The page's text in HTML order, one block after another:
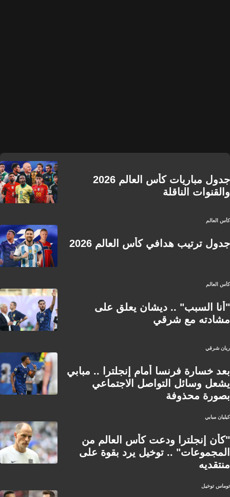
جدول مباريات كأس العالم 2026
والقنوات الناقلة
كأس العالم
جدول ترتيب هدافي كأس العالم 2026
كأس العالم
"أنا السبب" .. ديشان يعلق على
مشادته مع شرقي
ريان شرقي
بعد خسارة فرنسا أمام إنجلترا .. مبابي
يشعل وسائل التواصل الاجتماعي
بصورة محذوفة
كيليان مبابي
"كأن إنجلترا ودعت كأس العالم من
المجموعات" .. توخيل يرد بقوة على
منتقديه
توماس توخيل